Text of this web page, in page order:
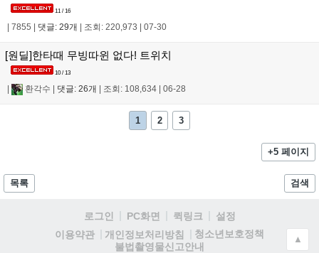
11 / 16
7855 댓글: 29개 조회: 220,973 07-30
[원딜]한타때 무빙따윈 없다! 트위치
10 / 13
환각수 댓글: 26개 조회: 108,634 06-28
1 2 3
+5 페이지
목록 검색
로그인 PC화면 퀵링크
설정
이용약관
개인정보처리방침
청소년보호정책
불법촬영물신고안내
▲